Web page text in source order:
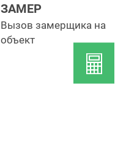
ЗАМЕР
Вызов замерщика на
объект